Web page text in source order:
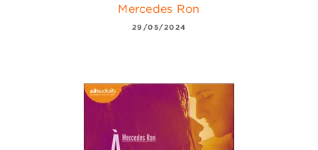
Mercedes Ron
29/05/2024